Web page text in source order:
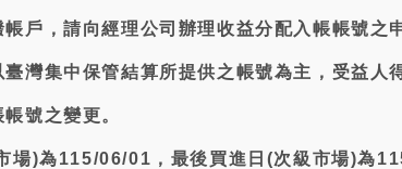
戶，請向經理公司辦理收益分配入帳帳號之
灣集中保管結算所提供之帳號為主，受益人
號之變更。
場)為115/06/01，最後買進日(次級市場)為